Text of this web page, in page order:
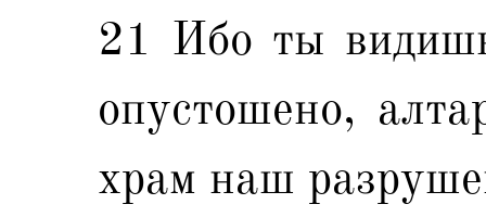
21 Ибо ты
опустошено,
храм наш